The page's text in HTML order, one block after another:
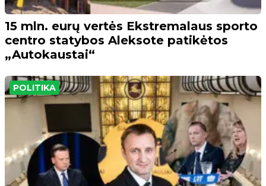
15 mln. eurų vertės Ekstremalaus sporto
centro statybos Aleksote patikėtos
„Autokaustai“
POLITIKA